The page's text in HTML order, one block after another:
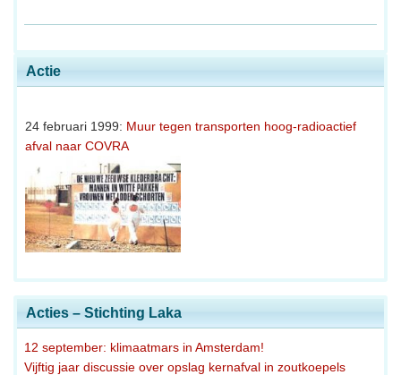
Actie
24 februari 1999: Muur tegen transporten hoog-radioactief
afval naar COVRA
Acties – Stichting Laka
12 september: klimaatmars in Amsterdam!
Vijftig jaar discussie over opslag kernafval in zoutkoepels